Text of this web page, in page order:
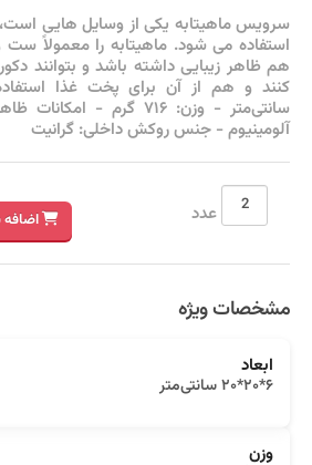
سرویس ماهیتابه یکی از وسایل هایی
استفاده می شود. ماهیتابه را معمولاً
هم ظاهر زیبایی داشته باشد و بتوانند
سانتی‌متر - وزن: ۷۱۶ گرم
آلومینیوم - جنس روکش داخلی: گرانیت
عدد
مشخصات ویژه
ابعاد
۶*۲۰*۲۰ سانتی‌متر
وزن